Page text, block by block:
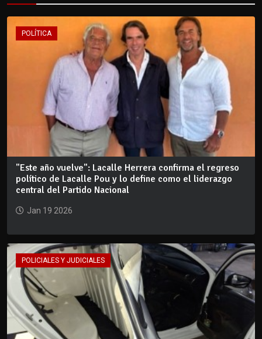
POLÍTICA
"Este año vuelve": Lacalle Herrera confirma el regreso
político de Lacalle Pou y lo define como el liderazgo
central del Partido Nacional
Jan 19 2026
POLICIALES Y JUDICIALES